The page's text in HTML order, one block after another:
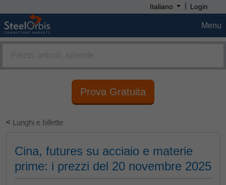
Italiano | Login
Menu
Prova Gratuita
< Lunghi e billette
Cina, futures su acciaio e materie
prime: i prezzi del 20 novembre 2025